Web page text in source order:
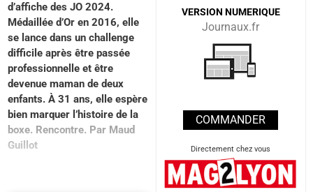
d’affiche des JO 2024.
Médaillée d’Or en 2016, elle
se lance dans un challenge
difficile après être passée
professionnelle et être
devenue maman de deux
enfants. À 31 ans, elle espère
bien marquer l’histoire de la
boxe. Rencontre. Par Maud
Guillot
VERSION NUMERIQUE
Journaux.fr
COMMANDER
Directement chez vous